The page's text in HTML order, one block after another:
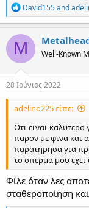
R
e
a
c
t
i
o
n
s
David155and
M Well-Known
28 Ιούνιος 2022
adelino225 είπε:
Οτι ειναι
παρον με φινα και
παρατηρησα για
το σπερμα μου
Φίλε όταν λες
σταθεροποίηση